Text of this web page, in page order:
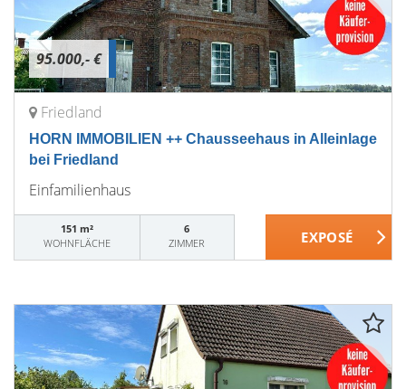
95.000,- €
Friedland
HORN IMMOBILIEN ++ Chausseehaus in Alleinlage
bei Friedland
Einfamilienhaus
151 m²
WOHNFLÄCHE
6
ZIMMER